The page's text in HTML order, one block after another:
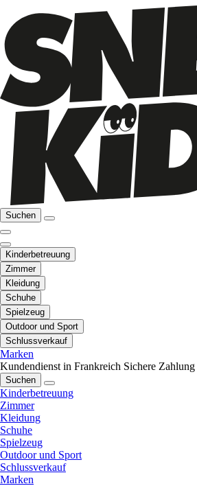
Suchen
Kinderbetreuung
Zimmer
Kleidung
Schuhe
Spielzeug
Outdoor und Sport
Schlussverkauf
Marken
Kundendienst in Frankreich Sichere Zahlung
Suchen
Kinderbetreuung
Zimmer
Kleidung
Schuhe
Spielzeug
Outdoor und Sport
Schlussverkauf
Marken